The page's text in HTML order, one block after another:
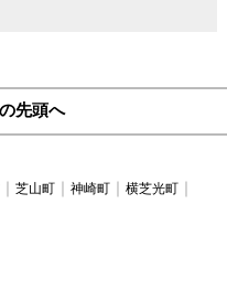
先頭へ
芝山町 神崎町
横芝光町